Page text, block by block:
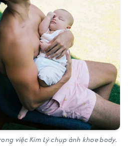
việc Kim Lý chụp ảnh khoe body.